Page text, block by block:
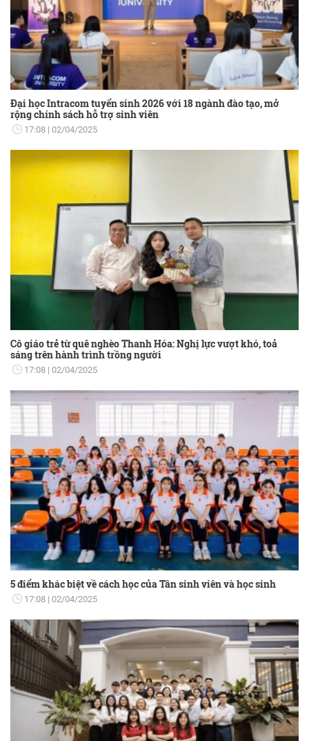
Đại học Intracom tuyển sinh 2026 với 18 ngành đào tạo, mở
rộng chính sách hỗ trợ sinh viên
17:08 02/04/2025
Cô giáo trẻ từ quê nghèo Thanh Hóa: Nghị lực vượt khó, toả
sáng trên hành trình trồng người
17:08 02/04/2025
5 điểm khác biệt về cách học của Tân sinh viên và học sinh
17:08 02/04/2025